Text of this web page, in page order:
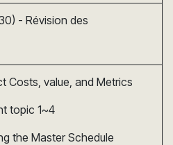
- Révision des
Costs, value, and Metrics
topic 1~4
the Master Schedule